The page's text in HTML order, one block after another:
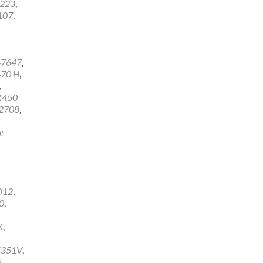
,
,
,
H,
,
,
,
,
,
,